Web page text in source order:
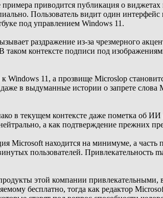
приводится публикация о
Пользователь видит один
под управлением Windows 11.
раздражение из-за чрезмерного
контексте подписи под
Windows 11, а прозвище Microslop
в выдуманные истории о запрете
в текущем контексте даже пометка об ИИ
а как подтверждение прежних
Microsoft находится на минимуме, а
пользователей. Привлекательность
этой компании привлекательными,
бесплатно, тогда как редактор